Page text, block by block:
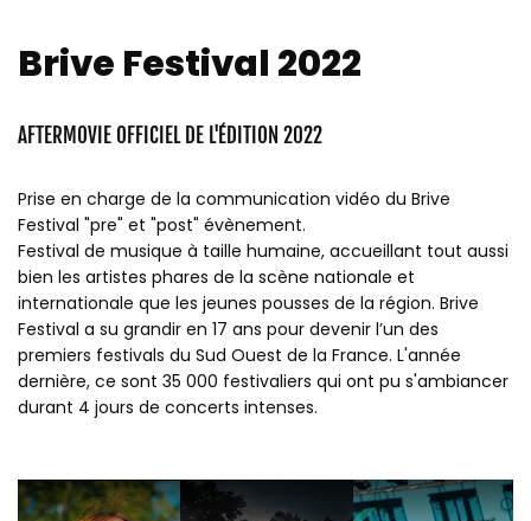
Brive Festival 2022
AFTERMOVIE OFFICIEL DE L'ÉDITION 2022
Prise en charge de la communication vidéo du Brive
Festival "pre" et "post" évènement.
Festival de musique à taille humaine, accueillant tout aussi
bien les artistes phares de la scène nationale et
internationale que les jeunes pousses de la région. Brive
Festival a su grandir en 17 ans pour devenir l’un des
premiers festivals du Sud Ouest de la France. L'année
dernière, ce sont 35 000 festivaliers qui ont pu s'ambiancer
durant 4 jours de concerts intenses.